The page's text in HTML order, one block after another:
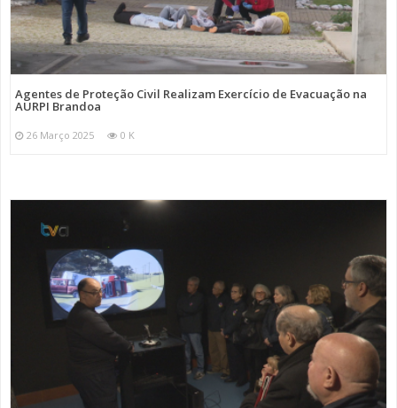
Agentes de Proteção Civil Realizam Exercício de Evacuação na
AURPI Brandoa
26 Março 2025 0 K